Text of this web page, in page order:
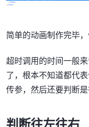
简单的动画制作完毕，
超时调用的时间一般
了，根本不知道都代
传参，然后还要判断是